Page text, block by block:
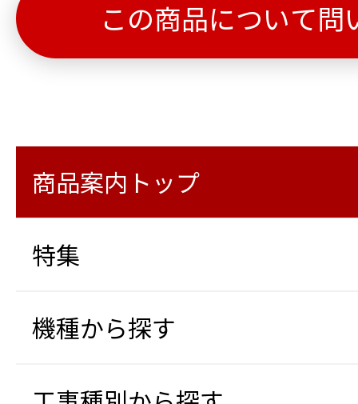
この商品について問
商品案内トップ
特集
機種から探す